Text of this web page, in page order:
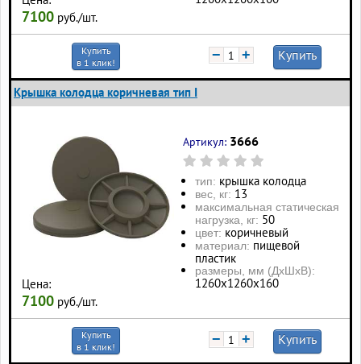
7100 руб./шт.
Купить
в 1 клик!
− + Купить
Крышка колодца коричневая тип I
Цена:
7100 руб./шт.
Артикул: 3666
тип: крышка колодца
вес, кг: 13
максимальная статическая
нагрузка, кг: 50
цвет: коричневый
материал: пищевой
пластик
размеры, мм (ДхШхВ):
1260х1260х160
Купить
в 1 клик!
− + Купить